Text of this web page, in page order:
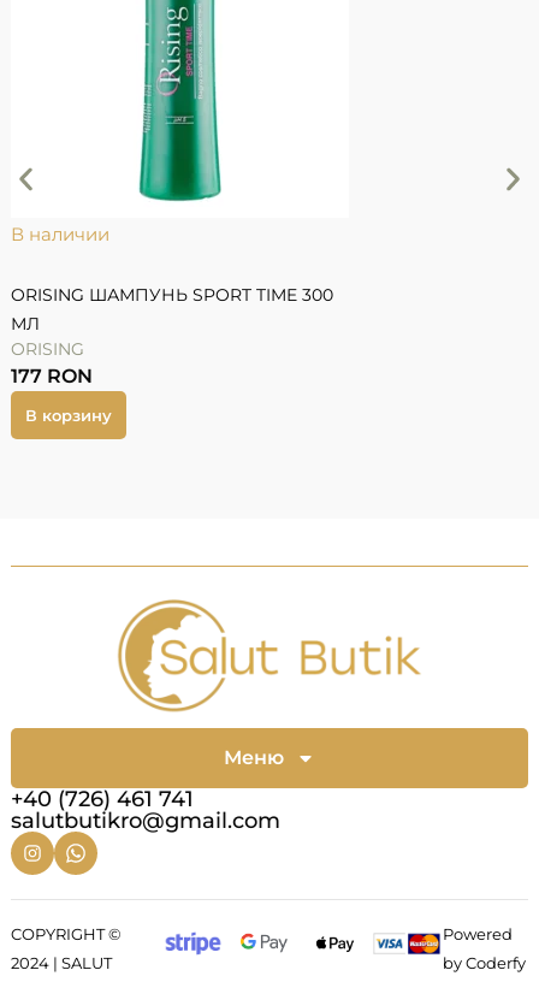
В наличии
ORISING ШАМПУНЬ SPORT TIME 300
МЛ
ORISING
177 RON
В корзину
+40 (726) 461 741
salutbutikro@gmail.com
Меню
COPYRIGHT ©
2024 | SALUT
Powered
by Coderfy